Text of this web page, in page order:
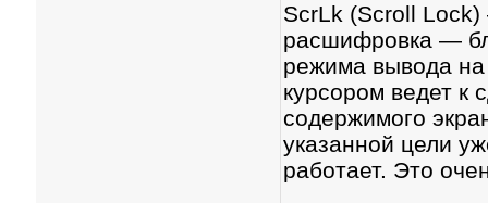
ScrLk (Scroll
расшифровка —
режима вывода на
курсором ведет к
содержимого
указанной цели
работает. Это